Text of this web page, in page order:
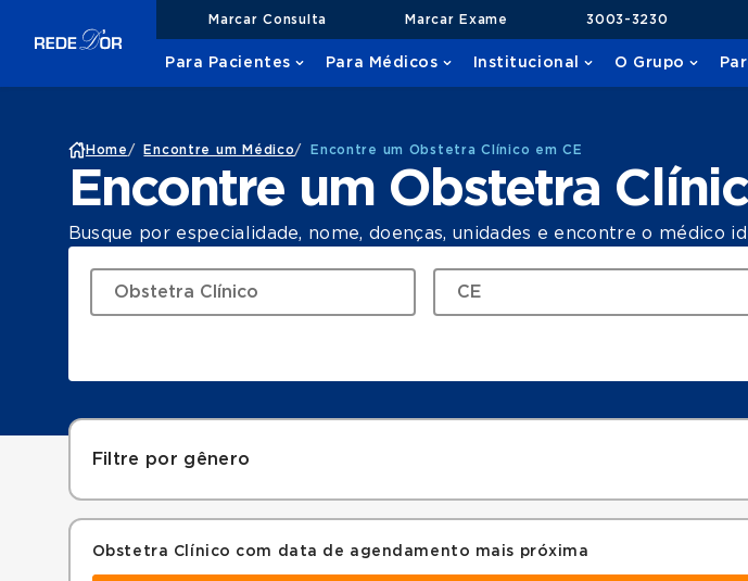
Marcar Consulta Marcar Exame 3003-3230
Para Pacientes Para Médicos Institucional O Grupo
Home / Encontre um Médico/ Encontre um Obstetra Clínico em CE
Encontre um Obstetra
Busque por especialidade, nome, doenças, unidades e encontre o médico
Filtre por gênero
Obstetra Clínico com data de agendamento mais próxima